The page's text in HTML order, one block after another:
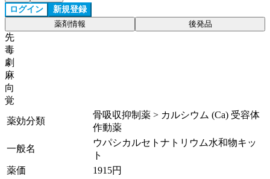
ログイン 新規登録
薬剤情報 後発品
先
毒
劇
麻
向
覚
薬効分類
骨吸収抑制薬 > カルシウム (Ca) 受容体
作動薬
一般名
ウパシカルセトナトリウム水和物キッ
ト
薬価
1915円